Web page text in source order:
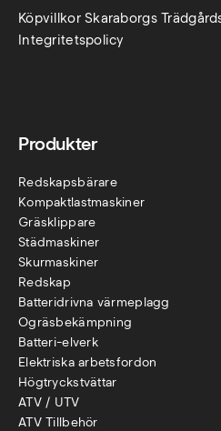
Köpvillkor Skaraborgs
Integritetspolicy
Produkter
Redskapsbärare
Kompaktlastmaskiner
Gräsklippare
Städmaskiner
Skurmaskiner
Redskap
Batteridrivna värmeplagg
Ogräsbekämpning
Batteri-elverk
Elektriska arbetsfordon
Högtryckstvättar
ATV / UTV
ATV Tillbehör